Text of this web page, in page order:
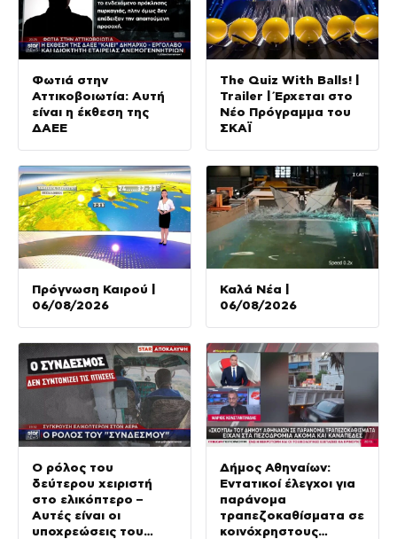
Φωτιά στην
Αττικοβοιωτία: Αυτή
είναι η έκθεση της
ΔΑΕΕ
The Quiz With Balls! |
Trailer | Έρχεται στο
Νέο Πρόγραμμα του
ΣΚΑΪ
Πρόγνωση Καιρού |
06/08/2026
Καλά Νέα |
06/08/2026
Ο ρόλος του
δεύτερου χειριστή
στο ελικόπτερο –
Αυτές είναι οι
υποχρεώσεις του
Δήμος Αθηναίων:
Εντατικοί έλεγχοι για
παράνομα
τραπεζοκαθίσματα σε
κοινόχρηστους